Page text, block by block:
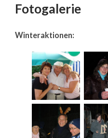
Fotogalerie
Winteraktionen: